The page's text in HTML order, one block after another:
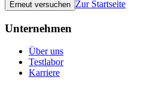
Erneut versuchen Zur Startseite
Unternehmen
Über uns
Testlabor
Karriere